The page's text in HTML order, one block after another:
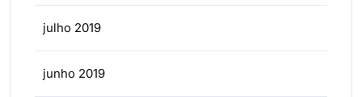
julho 2019
junho 2019